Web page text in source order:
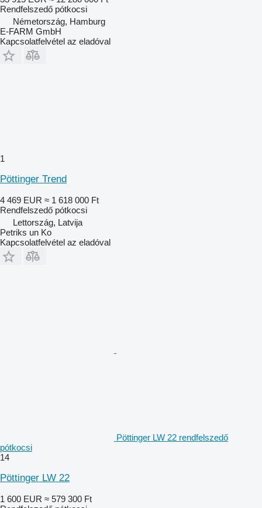
Rendfelszedő pótkocsi
Németország, Hamburg
E-FARM GmbH
Kapcsolatfelvétel az eladóval
1
Pöttinger Trend
4 469 EUR ≈ 1 618 000 Ft
Rendfelszedő pótkocsi
Lettország, Latvija
Petriks un Ko
Kapcsolatfelvétel az eladóval
Pöttinger LW 22 rendfelszedő
pótkocsi
14
Pöttinger LW 22
1 600 EUR ≈ 579 300 Ft